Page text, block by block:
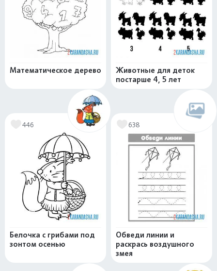
Математическое дерево
Животные для деток
постарше 4, 5 лет
446
Белочка с грибами под
зонтом осенью
638
Обведи линии и
раскрась воздушного
змея